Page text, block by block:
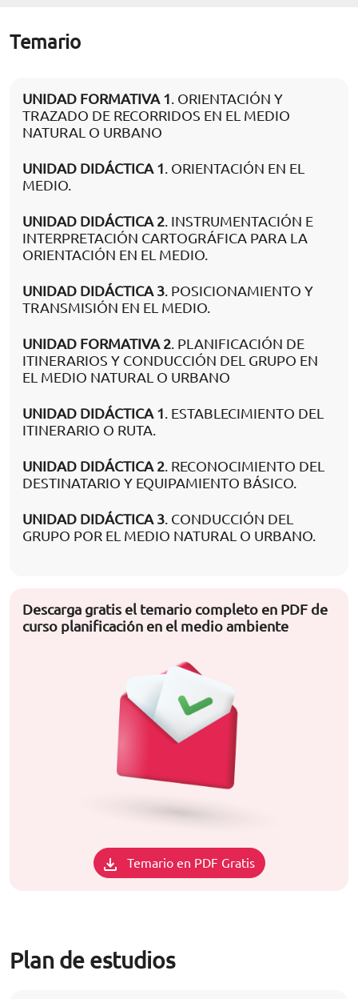
Temario
UNIDAD FORMATIVA 1. ORIENTACIÓN Y
TRAZADO DE RECORRIDOS EN EL MEDIO
NATURAL O URBANO
UNIDAD DIDÁCTICA 1. ORIENTACIÓN EN EL
MEDIO.
UNIDAD DIDÁCTICA 2. INSTRUMENTACIÓN E
INTERPRETACIÓN CARTOGRÁFICA PARA LA
ORIENTACIÓN EN EL MEDIO.
UNIDAD DIDÁCTICA 3. POSICIONAMIENTO Y
TRANSMISIÓN EN EL MEDIO.
UNIDAD FORMATIVA 2. PLANIFICACIÓN DE
ITINERARIOS Y CONDUCCIÓN DEL GRUPO EN
EL MEDIO NATURAL O URBANO
UNIDAD DIDÁCTICA 1. ESTABLECIMIENTO DEL
ITINERARIO O RUTA.
UNIDAD DIDÁCTICA 2. RECONOCIMIENTO DEL
DESTINATARIO Y EQUIPAMIENTO BÁSICO.
UNIDAD DIDÁCTICA 3. CONDUCCIÓN DEL
GRUPO POR EL MEDIO NATURAL O URBANO.
Descarga gratis el temario completo en PDF de
curso planificación en el medio ambiente
Temario en PDF Gratis
Plan de estudios